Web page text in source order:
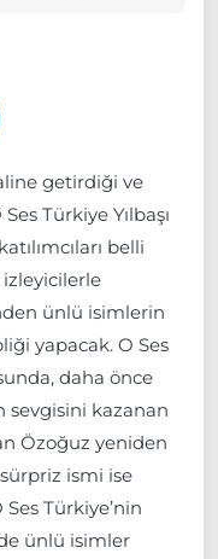
getirdiği ve
Türkiye Yılbaşı
belli
izleyicilerle
ünlü isimlerin
yapacak. O Ses
daha önce
sevgisini kazanan
Özoğuz yeniden
ismi ise
Türkiye’nin
ünlü isimler